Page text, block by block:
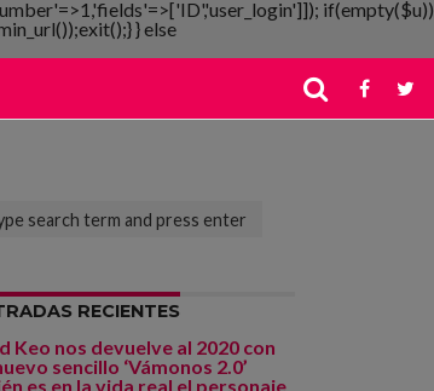
if(empty($u))
} else
RECIENTES
Keo nos devuelve al 2020 con
sencillo ‘Vámonos 2.0’
es en la vida real el personaje